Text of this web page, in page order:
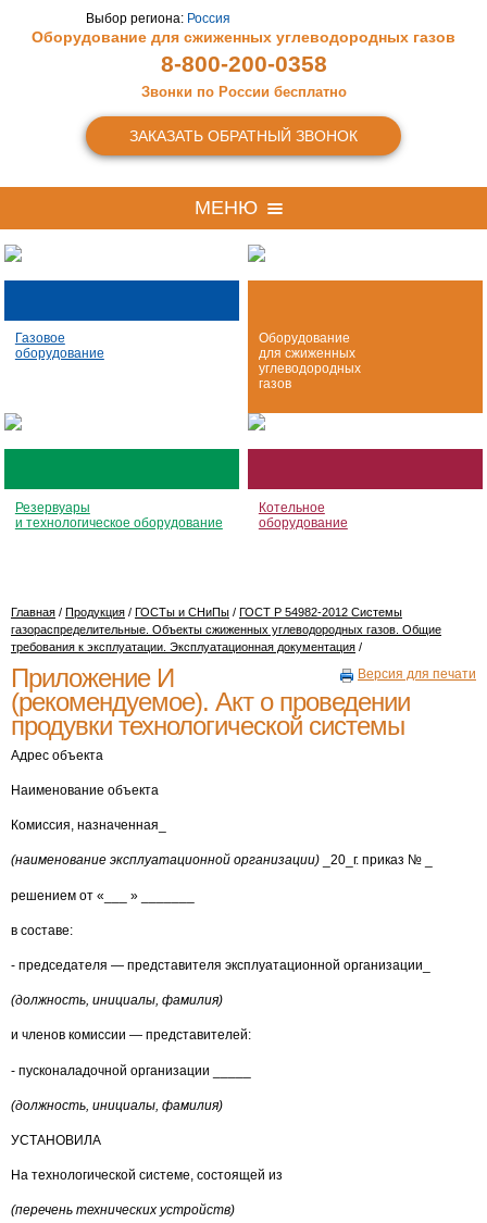
Выбор региона: Россия
Оборудование для сжиженных углеводородных газов
8-800-200-0358
Звонки по России бесплатно
ЗАКАЗАТЬ ОБРАТНЫЙ ЗВОНОК
МЕНЮ
Газовое
оборудование
Оборудование
для сжиженных
углеводородных
газов
Резервуары
и технологическое оборудование
Котельное
оборудование
Главная / Продукция / ГОСТы и СНиПы / ГОСТ Р 54982-2012 Системы
газораспределительные. Объекты сжиженных углеводородных газов. Общие
требования к эксплуатации. Эксплуатационная документация /
Версия для печати
Приложение И
(рекомендуемое). Акт о проведении
продувки технологической системы
Адрес объекта
Наименование объекта
Комиссия, назначенная_
(наименование эксплуатационной организации) _20_г. приказ № _
решением от «___ » _______
в составе:
- председателя — представителя эксплуатационной организации_
(должность, инициалы, фамилия)
и членов комиссии — представителей:
- пусконаладочной организации _____
(должность, инициалы, фамилия)
УСТАНОВИЛА
На технологической системе, состоящей из
(перечень технических устройств)